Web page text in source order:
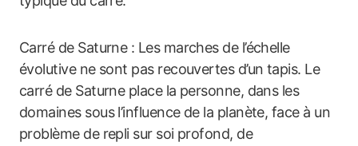
Carré de Saturne : Les marches de l’échelle
évolutive ne sont pas recouvertes d’un tapis. Le
carré de Saturne place la personne, dans les
domaines sous l’influence de la planète, face à un
problème de repli sur soi profond, de